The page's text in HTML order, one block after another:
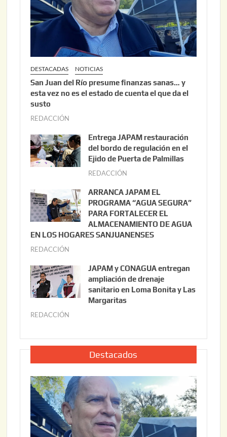
DESTACADAS NOTICIAS
San Juan del Río presume finanzas sanas… y
esta vez no es el estado de cuenta el que da el
susto
REDACCIÓN
o
s
t
3
,
2
0
Entrega JAPAM restauración
del bordo de regulación en el
Ejido de Puerta de Palmillas
REDACCIÓN
i
o
2
2
0
ARRANCA JAPAM EL
PROGRAMA “AGUA SEGURA”
PARA FORTALECER EL
ALMACENAMIENTO DE AGUA
EN LOS HOGARES SANJUANENSES
REDACCIÓN
l
i
o
,
0
2
6
JAPAM y CONAGUA entregan
ampliación de drenaje
sanitario en Loma Bonita y Las
Margaritas
REDACCIÓN
l
o
2
2
,
Destacados